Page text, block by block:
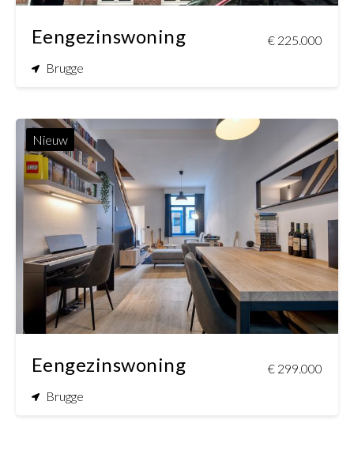
Eengezinswoning
€ 225.000
Brugge
Nieuw
3
1
120 m²
Eengezinswoning
€ 299.000
Brugge